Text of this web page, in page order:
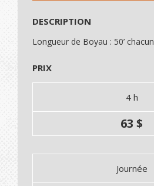
DESCRIPTION
Longueur de Boyau : 50’ chacun
PRIX
4 h
63 $
Journée